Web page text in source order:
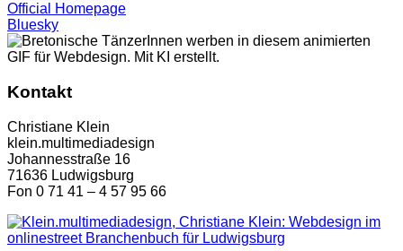
Official Homepage
Bluesky
Kontakt
Christiane Klein
klein.multimediadesign
Johannesstraße 16
71636 Ludwigsburg
Fon 0 71 41 – 4 57 95 66